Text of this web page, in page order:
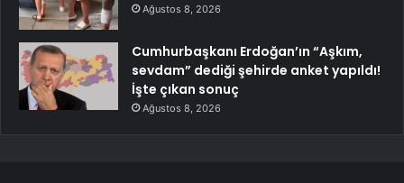
Ağustos 8, 2026
Cumhurbaşkanı Erdoğan’ın “Aşkım,
sevdam” dediği şehirde anket yapıldı!
İşte çıkan sonuç
Ağustos 8, 2026